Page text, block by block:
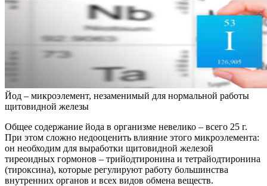
Йод – микроэлемент, незаменимый для нормальной работы
щитовидной железы
Общее содержание йода в организме невелико – всего 25 г.
При этом сложно недооценить влияние этого микроэлемента:
он необходим для выработки щитовидной железой
тиреоидных гормонов – трийодтиронина и тетрайодтиронина
(тироксина), которые регулируют работу большинства
внутренних органов и всех видов обмена веществ.